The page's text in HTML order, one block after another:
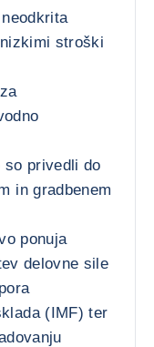
stroški
privedli do
in gradbenem
ponuja
delovne sile
(IMF) ter